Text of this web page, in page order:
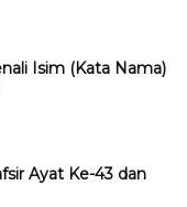
Isim (Kata Nama)
Ayat Ke-43 dan